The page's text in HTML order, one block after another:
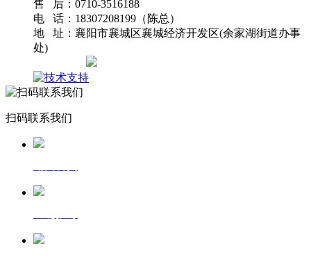
售 后：0710-3516188
电 话：18307208199（陈总）
地 址：襄阳市襄城区襄城经济开发区(余家湖街道办事
处)
扫码联系我们